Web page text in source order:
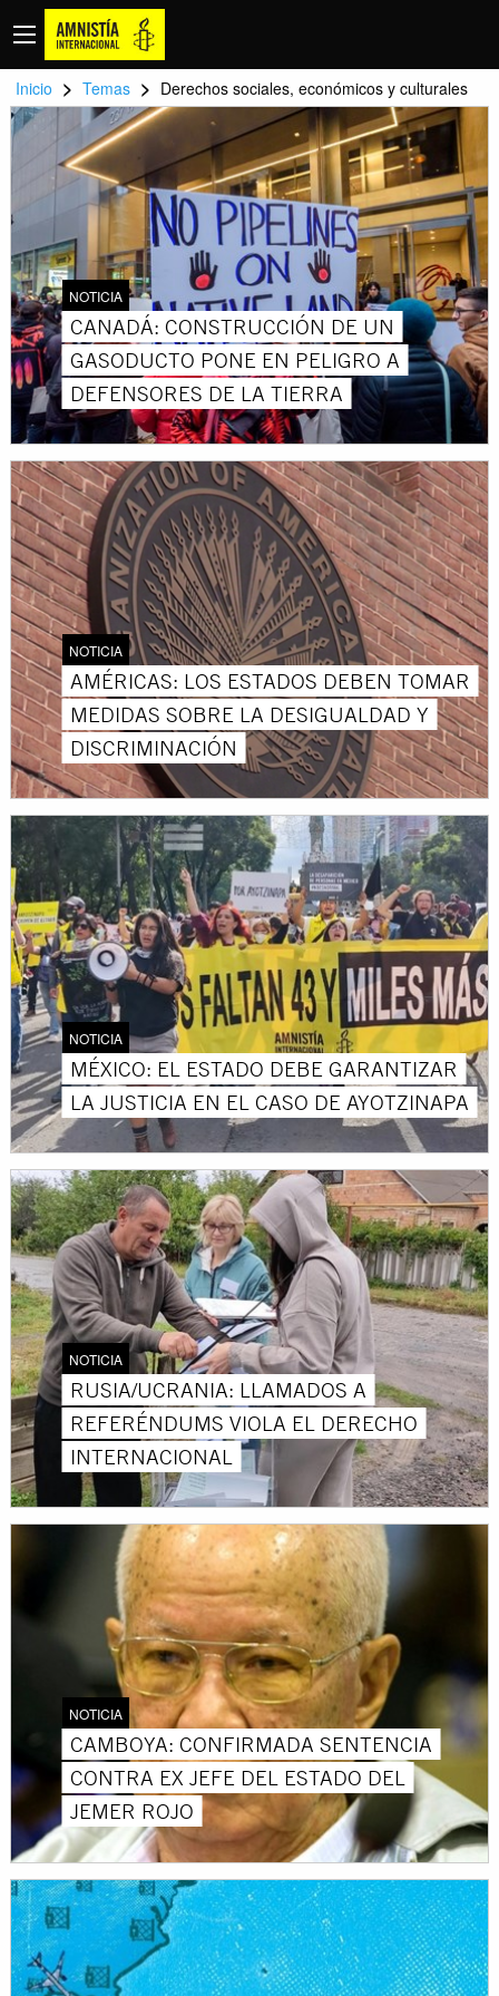
Inicio > Temas > Derechos sociales, económicos y culturales
NOTICIA
CANADÁ: CONSTRUCCIÓN DE UN
GASODUCTO PONE EN PELIGRO A
DEFENSORES DE LA TIERRA
NOTICIA
AMÉRICAS: LOS ESTADOS DEBEN TOMAR
MEDIDAS SOBRE LA DESIGUALDAD Y
DISCRIMINACIÓN
NOTICIA
MÉXICO: EL ESTADO DEBE GARANTIZAR
LA JUSTICIA EN EL CASO DE AYOTZINAPA
NOTICIA
RUSIA/UCRANIA: LLAMADOS A
REFERÉNDUMS VIOLA EL DERECHO
INTERNACIONAL
NOTICIA
CAMBOYA: CONFIRMADA SENTENCIA
CONTRA EX JEFE DEL ESTADO DEL
JEMER ROJO